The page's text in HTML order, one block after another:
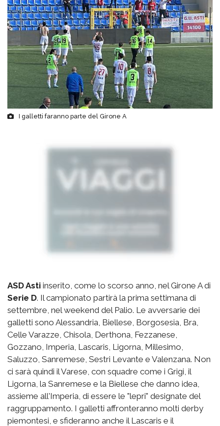
I galletti faranno parte del Girone A
ASD Asti inserito, come lo scorso anno, nel Girone A di
Serie D. Il campionato partirà la prima settimana di
settembre, nel weekend del Palio. Le avversarie dei
galletti sono Alessandria, Biellese, Borgosesia, Bra,
Celle Varazze, Chisola, Derthona, Fezzanese,
Gozzano, Imperia, Lascaris, Ligorna, Millesimo,
Saluzzo, Sanremese, Sestri Levante e Valenzana. Non
ci sarà quindi il Varese, con squadre come i Grigi, il
Ligorna, la Sanremese e la Biellese che danno idea,
assieme all'Imperia, di essere le "lepri" designate del
raggruppamento. I galletti affronteranno molti derby
piemontesi, e sfideranno anche il Lascaris e il